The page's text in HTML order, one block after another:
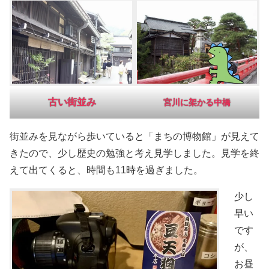
古い街並み 宮川に架かる中橋
街並みを見ながら歩いていると「まちの博物館」が見えて
きたので、少し歴史の勉強と考え見学しました。見学を終
えて出てくると、時間も11時を過ぎました。
少し
早い
です
が、
お昼